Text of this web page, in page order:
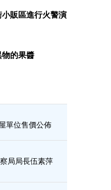
販區進行火警演
的果醬
單位售價公佈
局局長伍素萍